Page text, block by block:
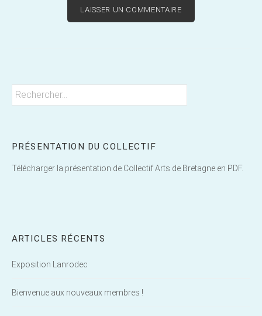
Rechercher :
PRÉSENTATION DU COLLECTIF
Télécharger la présentation de Collectif Arts de Bretagne en PDF.
ARTICLES RÉCENTS
Exposition Lanrodec
Bienvenue aux nouveaux membres !